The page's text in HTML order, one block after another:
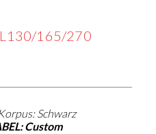
L130/165/270
Schwarz
: Custom